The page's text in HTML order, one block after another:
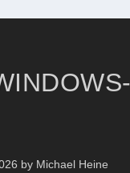
by Michael Heine